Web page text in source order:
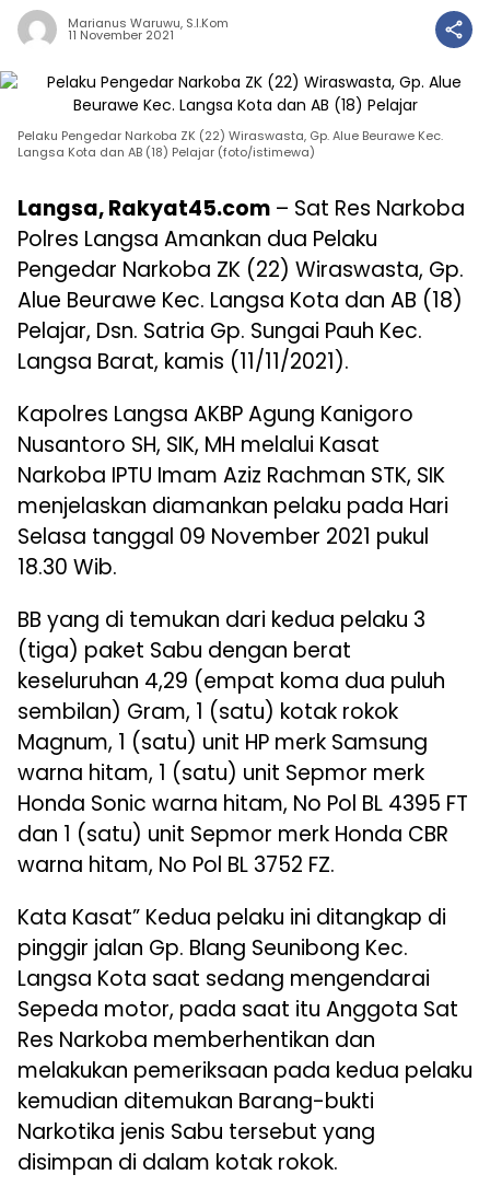
Marianus Waruwu, S.I.Kom
11 November 2021
Pelaku Pengedar Narkoba ZK (22) Wiraswasta, Gp. Alue Beurawe Kec.
Langsa Kota dan AB (18) Pelajar (foto/istimewa)
Langsa, Rakyat45.com – Sat Res Narkoba
Polres Langsa Amankan dua Pelaku
Pengedar Narkoba ZK (22) Wiraswasta, Gp.
Alue Beurawe Kec. Langsa Kota dan AB (18)
Pelajar, Dsn. Satria Gp. Sungai Pauh Kec.
Langsa Barat, kamis (11/11/2021).
Kapolres Langsa AKBP Agung Kanigoro
Nusantoro SH, SIK, MH melalui Kasat
Narkoba IPTU Imam Aziz Rachman STK, SIK
menjelaskan diamankan pelaku pada Hari
Selasa tanggal 09 November 2021 pukul
18.30 Wib.
BB yang di temukan dari kedua pelaku 3
(tiga) paket Sabu dengan berat
keseluruhan 4,29 (empat koma dua puluh
sembilan) Gram, 1 (satu) kotak rokok
Magnum, 1 (satu) unit HP merk Samsung
warna hitam, 1 (satu) unit Sepmor merk
Honda Sonic warna hitam, No Pol BL 4395 FT
dan 1 (satu) unit Sepmor merk Honda CBR
warna hitam, No Pol BL 3752 FZ.
Kata Kasat” Kedua pelaku ini ditangkap di
pinggir jalan Gp. Blang Seunibong Kec.
Langsa Kota saat sedang mengendarai
Sepeda motor, pada saat itu Anggota Sat
Res Narkoba memberhentikan dan
melakukan pemeriksaan pada kedua pelaku
kemudian ditemukan Barang-bukti
Narkotika jenis Sabu tersebut yang
disimpan di dalam kotak rokok.